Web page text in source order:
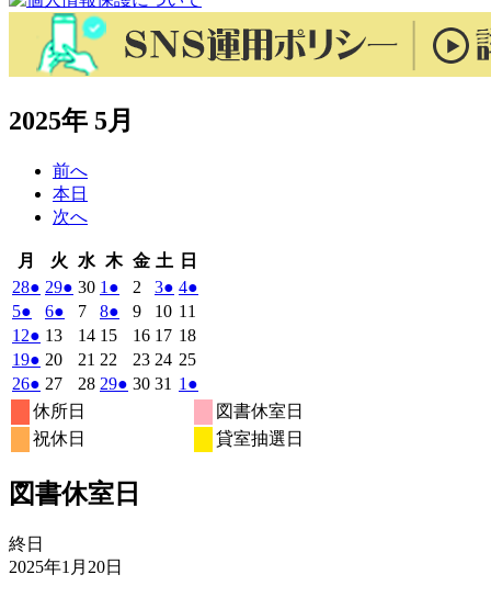
2025年 5月
前へ
本日
次へ
月
曜
日
火 火
曜
日
水 水
曜
日
木木
曜
日
金金
曜
日
土 土
曜
日
日
曜
282025
年
4
月
28
日
● (1
件
の
イ
ベ
ン
ト)
292025
年
29
日
● (1
件
の
イ
ベ
ン
ト)
302025
年
4
月
30
日
1 2025
年
5
月
1
日
●
件
の
イ
ベ
2 2025
年
5
月
2
日
32025
年
5
月
3
日
● (1
件
の
イ
ベ
ト)
42025
年
5
月
4
日
●
ン
ト)
52025
年
5
月
5
日
●
件
の
イ
ベ
ン
ト)
62025
年
5
月
6
日
●
件
の
イ
ベ
ン
ト)
72025
年
5
月
7
82025
年
5
月
8
●
件
の
イ
92025
年
5
月
9
102025
年
月
10
11
11
122025
年
5
月
12
日
● (1
件
の
イ
ベ
ン
132025
年
5
13
日
142025
年
5
月
152025
5
月
162025
年
5
172025
年
月
182025
月
192025
年
5
月
19
● (1
件
の
イ
ベ
ト)
202025
年
5
月
20
21 2025
年
22 2025
年
232025
年
242025
年
252025
年
5
月
262025
年
5
月
日
● (1
件
の
イ
ン
272025
年
5
月
日
282025
日
292025
日
● (1
ン
302025
31 2025
1 2025
年
6
●
件
の
イ
休所日
図書休室日
祝休日
貸室抽選日
図書休室日
図
書
終日
2025年1月20日